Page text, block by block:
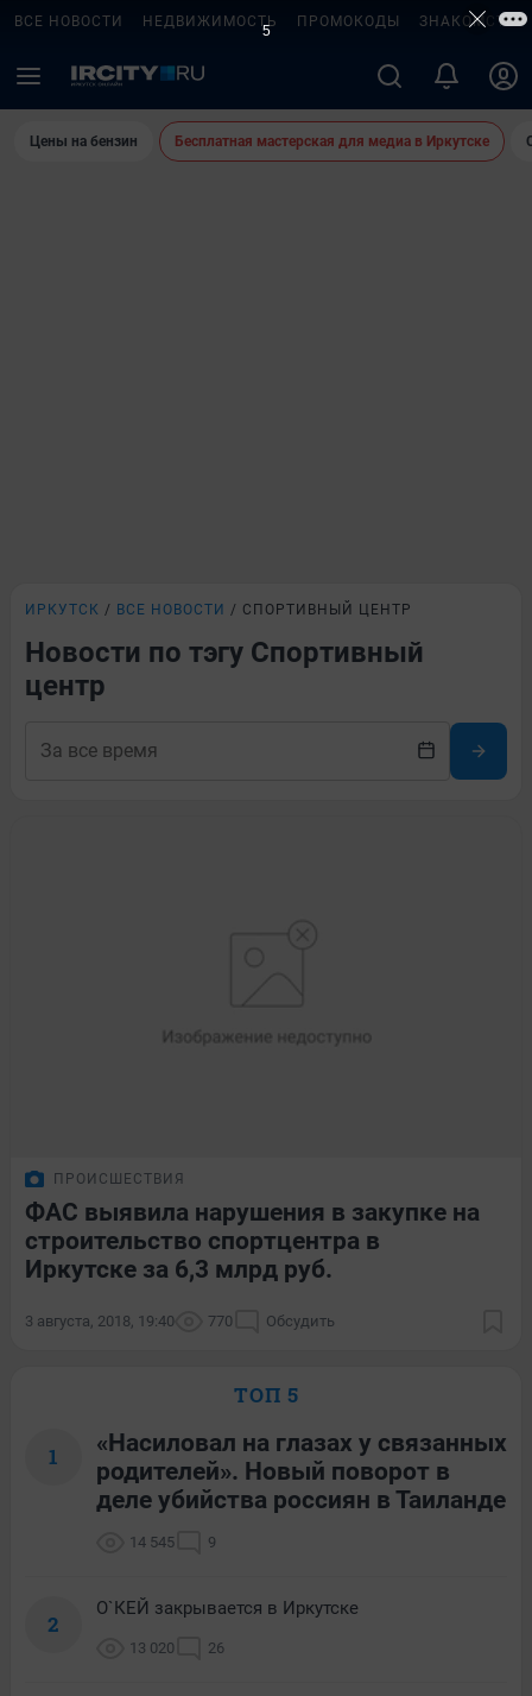
ВСЕ НОВОСТИ НЕДВИЖИМОСТЬ ПРОМОКОДЫ ЗНАКОМСТВА
Цены на бензин Бесплатная мастерская для медиа в Иркутске
ИРКУТСК ВСЕ НОВОСТИ СПОРТИВНЫЙ ЦЕНТР
Новости по тэгу Спортивный
центр
ПРОИСШЕСТВИЯ
ФАС выявила нарушения в закупке на
строительство спортцентра в
Иркутске за 6,3 млрд руб.
3 августа, 2018, 19:40 770 Обсудить
ТОП 5
1
«Насиловал на глазах у связанных
родителей». Новый поворот в
деле убийства россиян в Таиланде
14 545 9
2
О`КЕЙ закрывается в Иркутске
13 020 26
4